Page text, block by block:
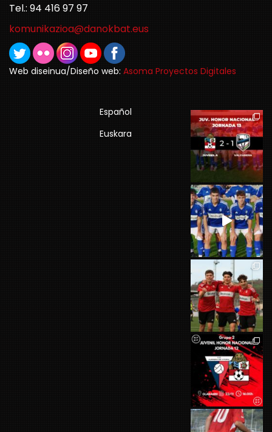
Tel.: 94 416 97 97
komunikazioa@danokbat.eus
Web diseinua/Diseño web: Asoma Proyectos Digitales
Español
Euskara